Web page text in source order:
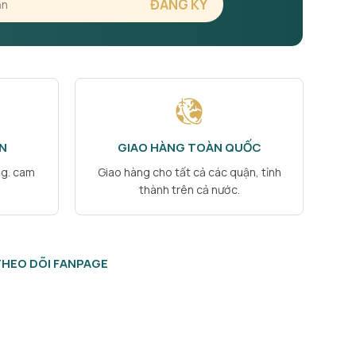
cam
GIAO HÀNG TOÀN QUỐC
Giao hàng cho tất cả các quận, tỉnh
thành trên cả nước.
DÕI FANPAGE